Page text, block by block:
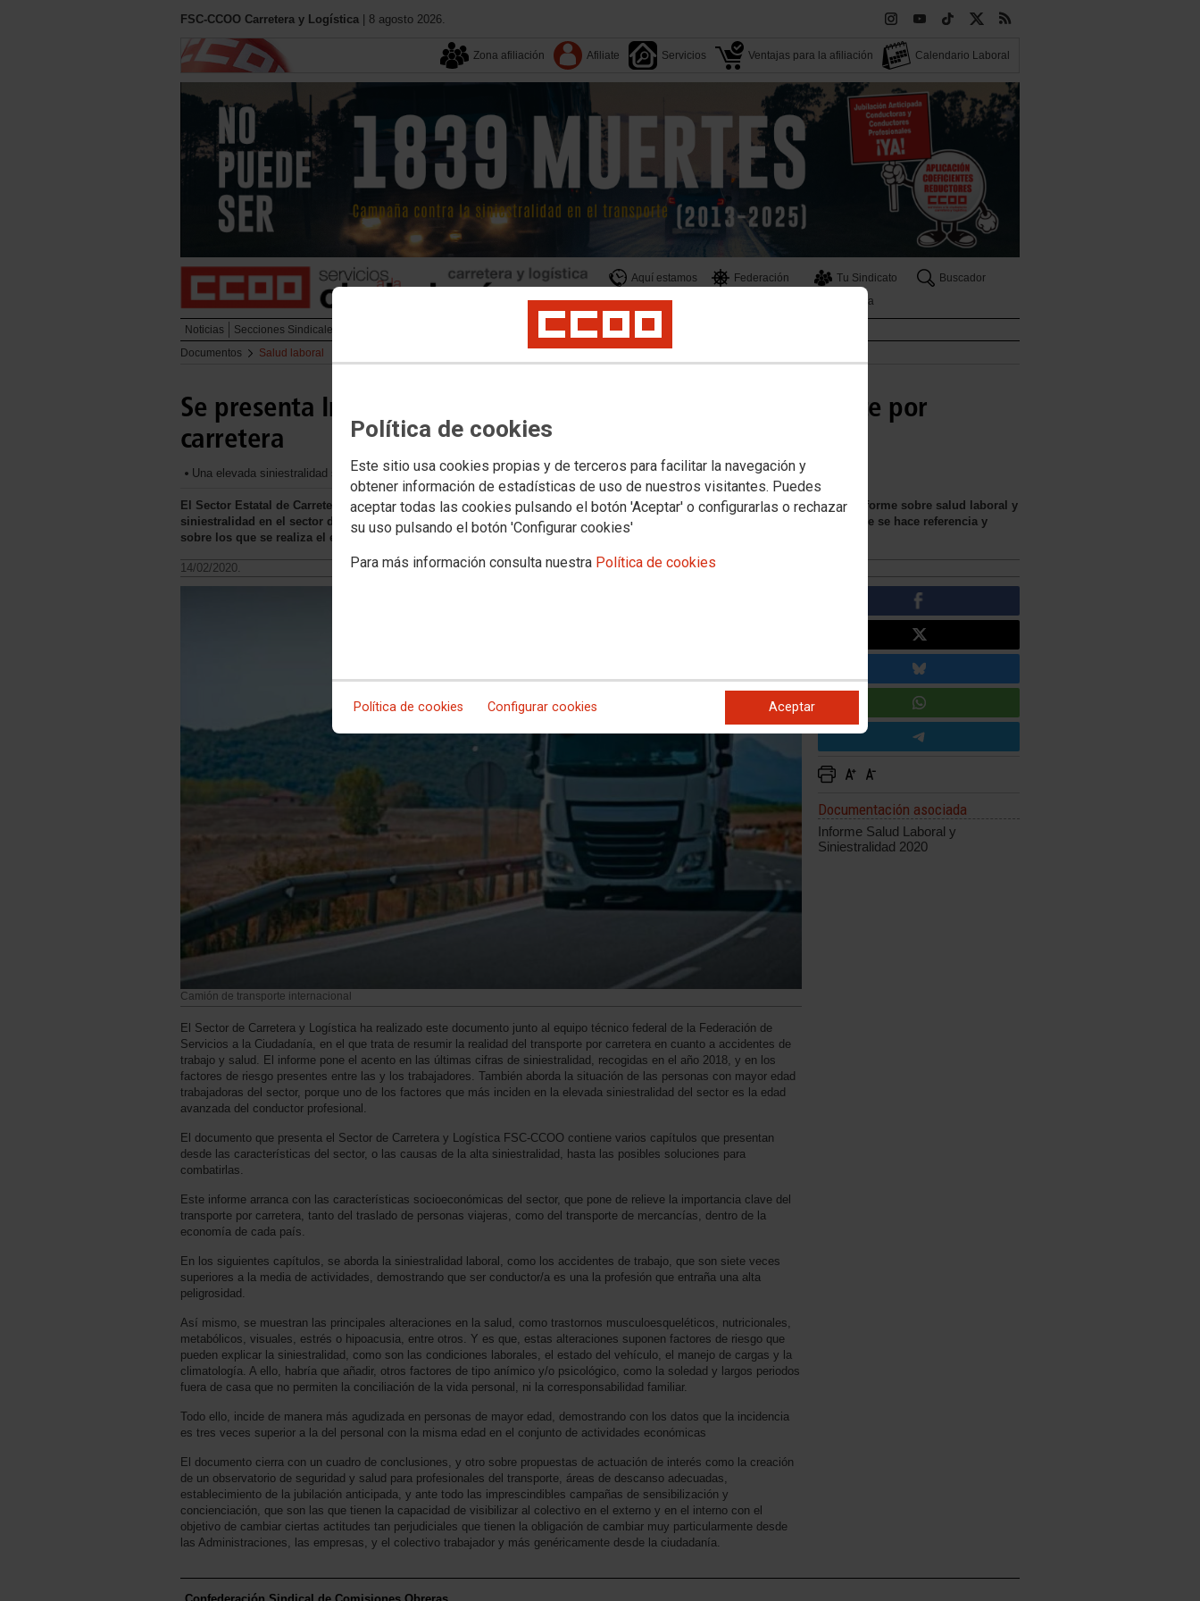
Política de cookies
Este sitio usa cookies propias y de terceros para facilitar la navegación y
obtener información de estadísticas de uso de nuestros visitantes. Puedes
aceptar todas las cookies pulsando el botón 'Aceptar' o configurarlas o rechazar
su uso pulsando el botón 'Configurar cookies'
Para más información consulta nuestra Política de cookies
Política de cookies Configurar cookies Aceptar
FSC-CCOO Carretera y Logística | 8 agosto 2026.
Zona afiliación Afiliate Servicios Ventajas para la afiliación Calendario Laboral
Aquí estamos Federación Tu Sindicato
Buscador
Territorios
Tribuna
Noticias Secciones Sindicales Formación Documentos
Convenios
Documentos
Salud laboral
Se presenta Informe de Salud y Siniestralidad en el transporte por
carretera
Una elevada siniestralidad se combina con múltiples factores de riesgo
El Sector Estatal de Carretera y Logística junto al Gabinete Técnico de la Federación Estatal FSC-CCOO, ha elaborado un informe sobre salud laboral y
siniestralidad en el sector del transporte por carretera. Los datos, que corresponden al último año registrado, 2018, a los que se hace referencia y
sobre los que se realiza el estudio, están aportados por la Dirección General de Tráfico y por el Ministerio de Trabajo.
14/02/2020.
Camión de transporte internacional
El Sector de Carretera y Logística ha realizado este documento junto al equipo técnico federal de la Federación de
Servicios a la Ciudadanía, en el que trata de resumir la realidad del transporte por carretera en cuanto a accidentes de
trabajo y salud. El informe pone el acento en las últimas cifras de siniestralidad, recogidas en el año 2018, y en los
factores de riesgo presentes entre las y los trabajadores. También aborda la situación de las personas con mayor edad
trabajadoras del sector, porque uno de los factores que más inciden en la elevada siniestralidad del sector es la edad
avanzada del conductor profesional.
El documento que presenta el Sector de Carretera y Logística FSC-CCOO contiene varios capítulos que presentan
desde las características del sector, o las causas de la alta siniestralidad, hasta las posibles soluciones para
combatirlas.
Este informe arranca con las características socioeconómicas del sector, que pone de relieve la importancia clave del
transporte por carretera, tanto del traslado de personas viajeras, como del transporte de mercancías, dentro de la
economía de cada país.
En los siguientes capítulos, se aborda la siniestralidad laboral, como los accidentes de trabajo, que son siete veces
superiores a la media de actividades, demostrando que ser conductor/a es una la profesión que entraña una alta
peligrosidad.
Así mismo, se muestran las principales alteraciones en la salud, como trastornos musculoesqueléticos, nutricionales,
metabólicos, visuales, estrés o hipoacusia, entre otros. Y es que, estas alteraciones suponen factores de riesgo que
pueden explicar la siniestralidad, como son las condiciones laborales, el estado del vehículo, el manejo de cargas y la
climatología. A ello, habría que añadir, otros factores de tipo anímico y/o psicológico, como la soledad y largos periodos
fuera de casa que no permiten la conciliación de la vida personal, ni la corresponsabilidad familiar.
Todo ello, incide de manera más agudizada en personas de mayor edad, demostrando con los datos que la incidencia
es tres veces superior a la del personal con la misma edad en el conjunto de actividades económicas
El documento cierra con un cuadro de conclusiones, y otro sobre propuestas de actuación de interés como la creación
de un observatorio de seguridad y salud para profesionales del transporte, áreas de descanso adecuadas,
establecimiento de la jubilación anticipada, y ante todo las imprescindibles campañas de sensibilización y
concienciación, que son las que tienen la capacidad de visibilizar al colectivo en el externo y en el interno con el
objetivo de cambiar ciertas actitudes tan perjudiciales que tienen la obligación de cambiar muy particularmente desde
las Administraciones, las empresas, y el colectivo trabajador y más genéricamente desde la ciudadanía.
Documentación asociada
Informe Salud Laboral y
Siniestralidad 2020